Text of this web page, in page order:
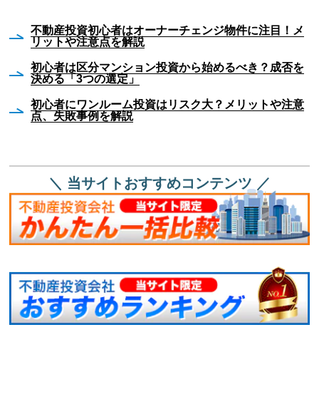
不動産投資初心者はオーナーチェンジ物件に注目！メ
リットや注意点を解説
初心者は区分マンション投資から始めるべき？成否を
決める「3つの選定」
初心者にワンルーム投資はリスク大？メリットや注意
点、失敗事例を解説
＼ 当サイトおすすめコンテンツ ／